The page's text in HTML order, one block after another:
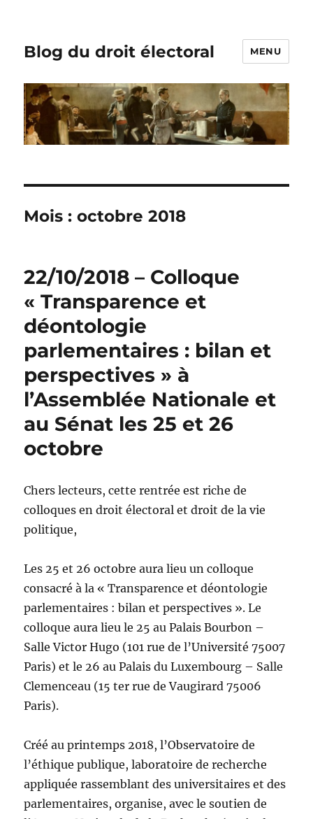
Blog du droit électoral MENU
Mois :octobre 2018
22/10/2018 – Colloque
« Transparence et
déontologie
parlementaires : bilan et
perspectives » à
l’Assemblée Nationale et
au Sénat les 25 et 26
octobre
Chers lecteurs, cette rentrée est riche de
colloques en droit électoral et droit de la vie
politique,
Les 25 et 26 octobre aura lieu un colloque
consacré à la « Transparence et déontologie
parlementaires : bilan et perspectives ». Le
colloque aura lieu le 25 au Palais Bourbon –
Salle Victor Hugo (101 rue de l’Université 75007
Paris) et le 26 au Palais du Luxembourg – Salle
Clemenceau (15 ter rue de Vaugirard 75006
Paris).
Créé au printemps 2018, l’Observatoire de
l’éthique publique, laboratoire de recherche
appliquée rassemblant des universitaires et des
parlementaires, organise, avec le soutien de